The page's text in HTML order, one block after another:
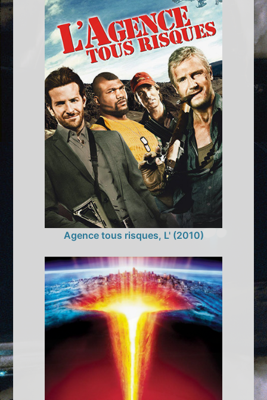
Agence tous risques, L' (2010)